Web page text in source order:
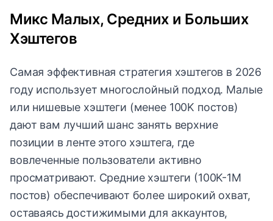
Микс Малых, Средних и Больших
Хэштегов
Самая эффективная стратегия хэштегов в 2026
году использует многослойный подход. Малые
или нишевые хэштеги (менее 100K постов)
дают вам лучший шанс занять верхние
позиции в ленте этого хэштега, где
вовлеченные пользователи активно
просматривают. Средние хэштеги (100K-1M
постов) обеспечивают более широкий охват,
оставаясь достижимыми для аккаунтов,